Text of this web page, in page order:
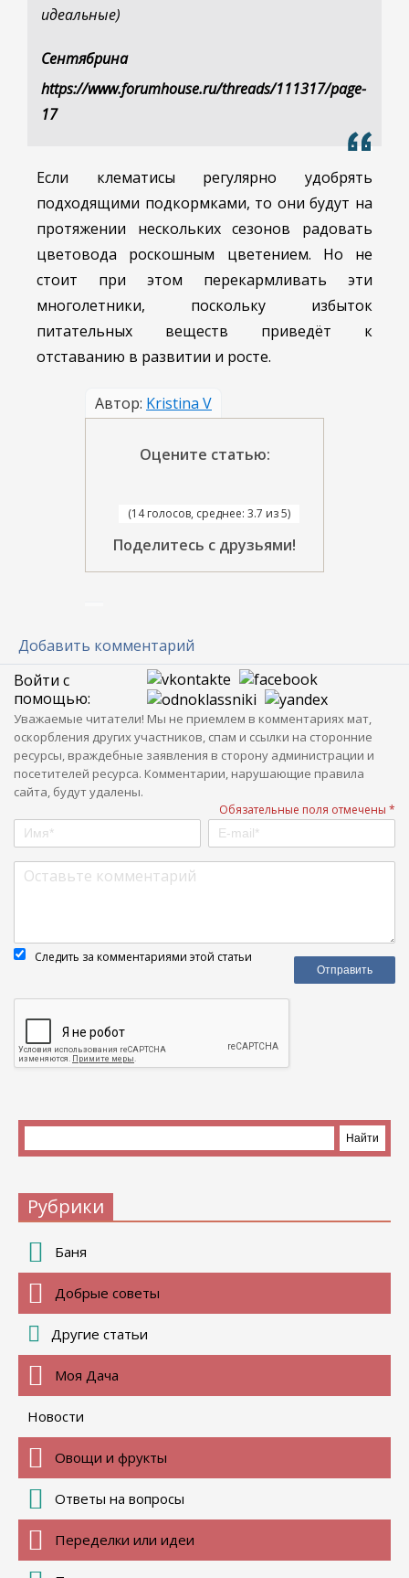
идеальные)
Сентябрина
https://www.forumhouse.ru/threads/111317/page-
17
Если клематисы регулярно удобрять
подходящими подкормками, то они будут на
протяжении нескольких сезонов радовать
цветовода роскошным цветением. Но не
стоит при этом перекармливать эти
многолетники, поскольку избыток
питательных веществ приведёт к
отставанию в развитии и росте.
Автор: Kristina V
Оцените статью:
(14 голосов, среднее: 3.7 из 5)
Поделитесь с друзьями!
Добавить комментарий
Войти с
помощью:
Уважаемые читатели! Мы не приемлем в комментариях мат,
оскорбления других участников, спам и ссылки на сторонние
ресурсы, враждебные заявления в сторону администрации и
посетителей ресурса. Комментарии, нарушающие правила
сайта, будут удалены.
Обязательные поля отмечены *
Следить за комментариями этой статьи
Рубрики
Баня
Добрые советы
Другие статьи
Моя Дача
Новости
Овощи и фрукты
Ответы на вопросы
Переделки или идеи